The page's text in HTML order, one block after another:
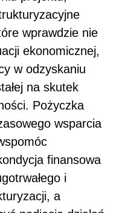
wprawdzie nie
ekonomicznej,
w odzyskaniu
na skutek
Pożyczka
wsparcia
finansowa
i
a